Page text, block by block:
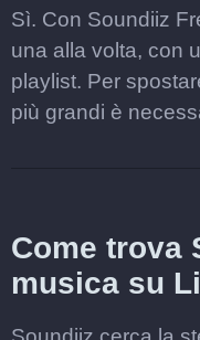
Sì. Con Soundiiz
una alla volta, con
playlist. Per
più grandi è
Come trova
musica su